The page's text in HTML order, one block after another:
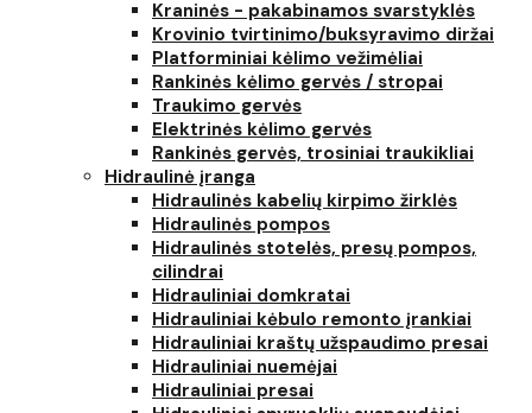
Kraninės - pakabinamos svarstyklės
Krovinio tvirtinimo/buksyravimo diržai
Platforminiai kėlimo vežimėliai
Rankinės kėlimo gervės / stropai
Traukimo gervės
Elektrinės kėlimo gervės
Rankinės gervės, trosiniai traukikliai
Hidraulinė įranga
Hidraulinės kabelių kirpimo žirklės
Hidraulinės pompos
Hidraulinės stotelės, presų pompos,
cilindrai
Hidrauliniai domkratai
Hidrauliniai kėbulo remonto įrankiai
Hidrauliniai kraštų užspaudimo presai
Hidrauliniai nuemėjai
Hidrauliniai presai